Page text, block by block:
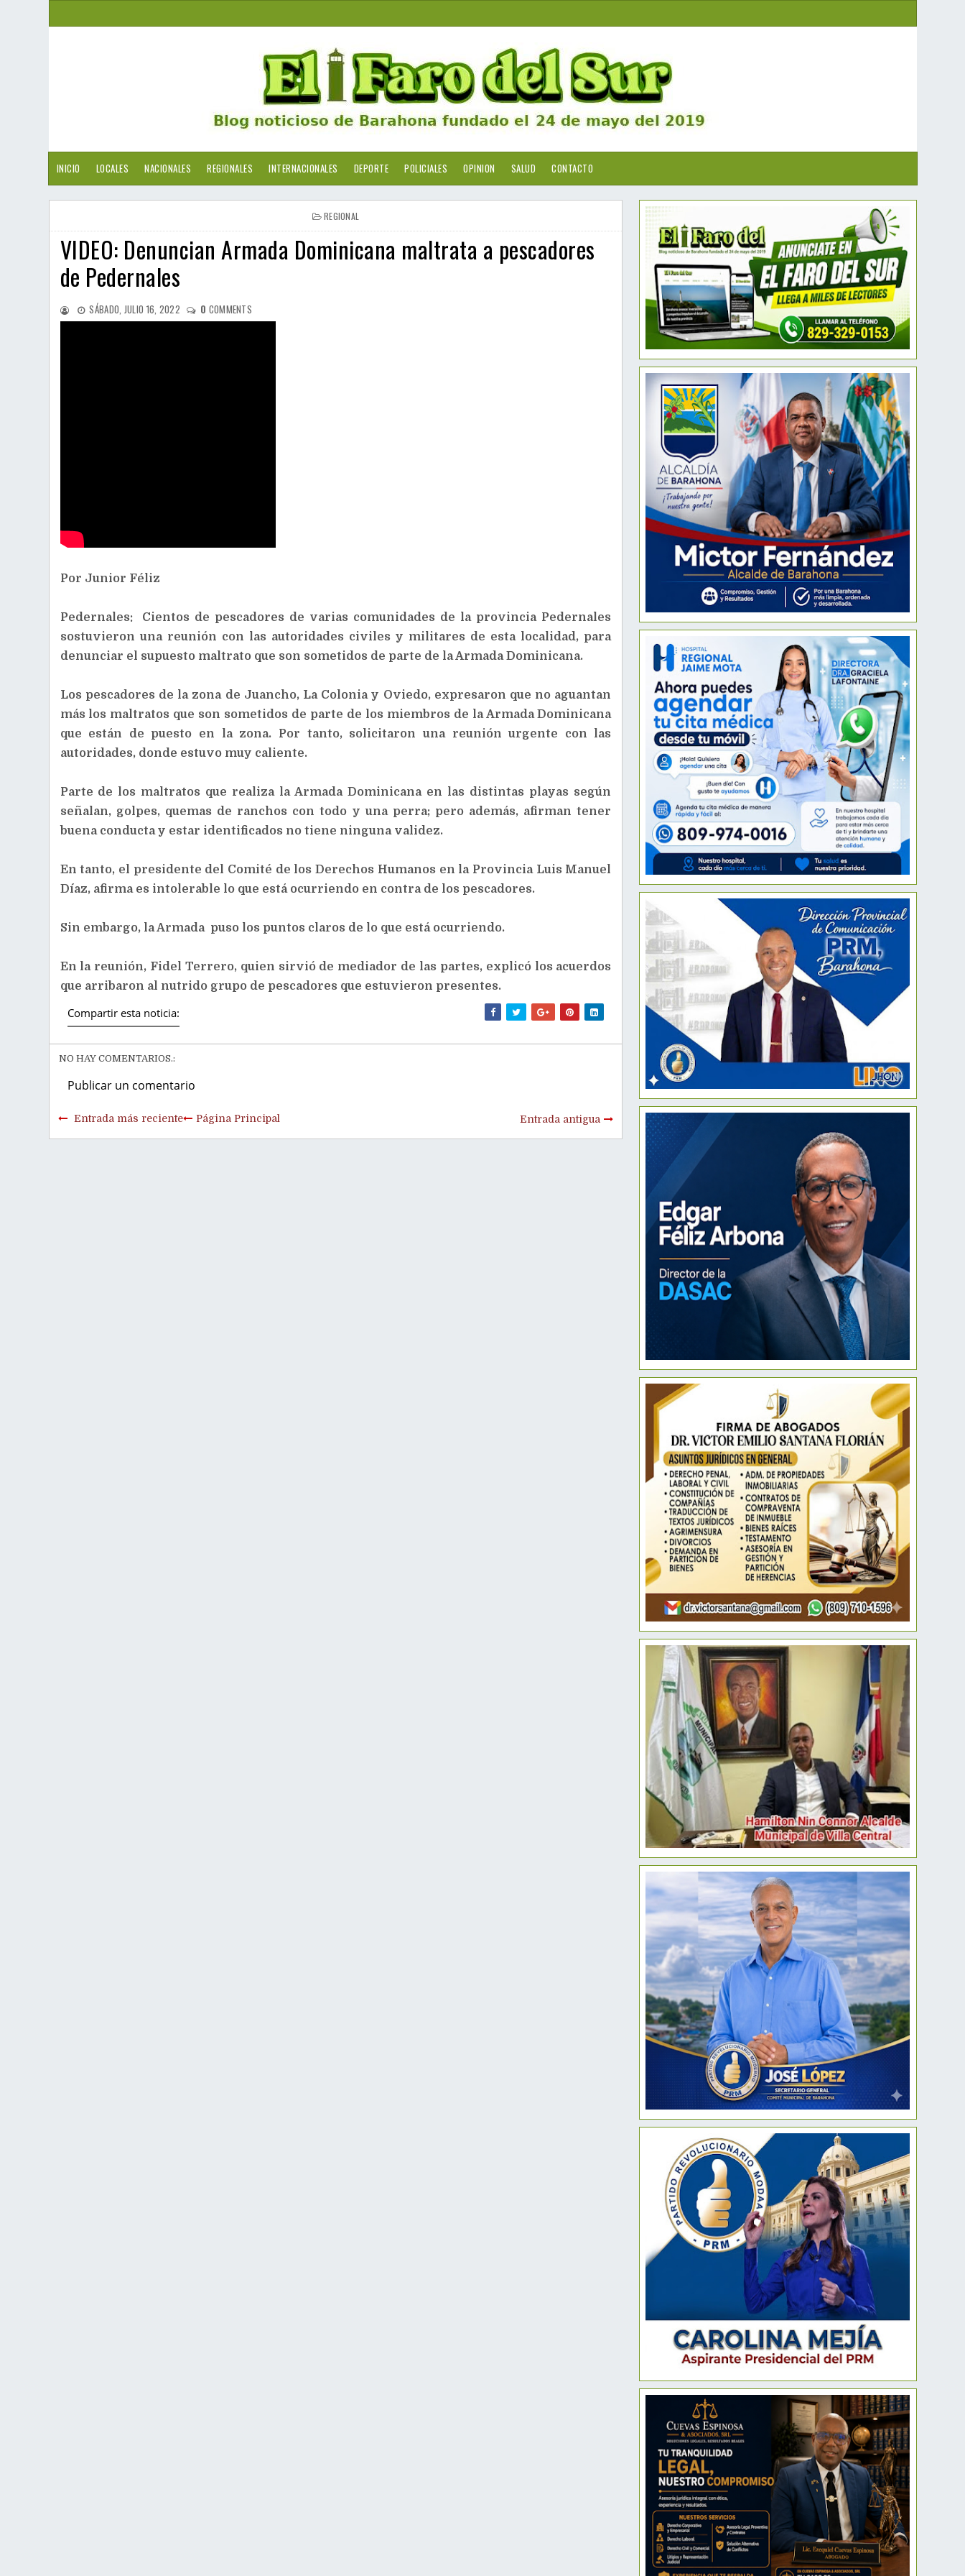
INICIO LOCALES NACIONALES REGIONALES INTERNACIONALES DEPORTE POLICIALES OPINION SALUD CONTACTO
REGIONAL
VIDEO: Denuncian Armada Dominicana maltrata a pescadores
de Pedernales
SÁBADO, JULIO 16, 2022 0 COMMENTS
Por Junior Féliz
Pedernales: Cientos de pescadores de varias comunidades de la provincia Pedernales
sostuvieron una reunión con las autoridades civiles y militares de esta localidad, para
denunciar el supuesto maltrato que son sometidos de parte de la Armada Dominicana.
Los pescadores de la zona de Juancho, La Colonia y Oviedo, expresaron que no aguantan
más los maltratos que son sometidos de parte de los miembros de la Armada Dominicana
que están de puesto en la zona. Por tanto, solicitaron una reunión urgente con las
autoridades, donde estuvo muy caliente.
Parte de los maltratos que realiza la Armada Dominicana en las distintas playas según
señalan, golpes, quemas de ranchos con todo y una perra; pero además, afirman tener
buena conducta y estar identificados no tiene ninguna validez.
En tanto, el presidente del Comité de los Derechos Humanos en la Provincia Luis Manuel
Díaz, afirma es intolerable lo que está ocurriendo en contra de los pescadores.
Sin embargo, la Armada puso los puntos claros de lo que está ocurriendo.
En la reunión, Fidel Terrero, quien sirvió de mediador de las partes, explicó los acuerdos
que arribaron al nutrido grupo de pescadores que estuvieron presentes.
Compartir esta noticia:
NO HAY COMENTARIOS.:
Publicar un comentario
Entrada más reciente Entrada antigua
Página Principal